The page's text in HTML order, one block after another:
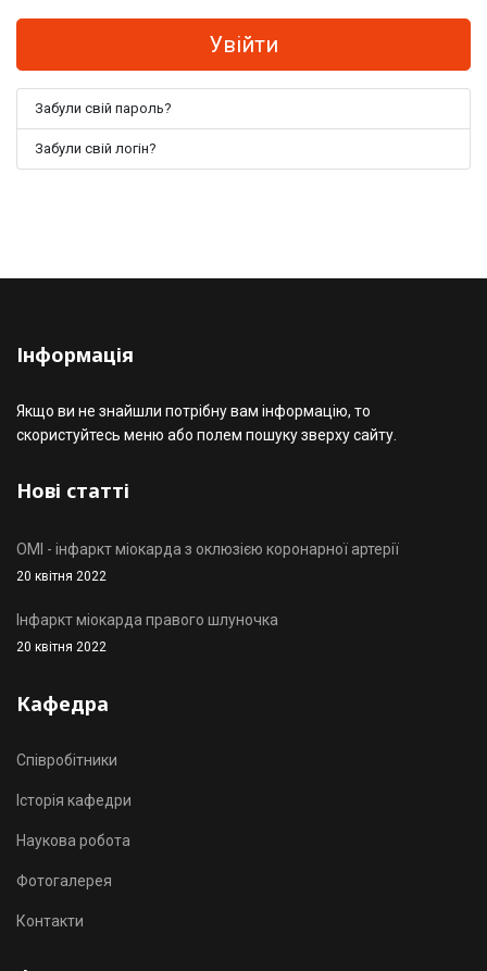
Увійти
Забули свій пароль?
Забули свій логін?
Інформація
Якщо ви не знайшли потрібну вам інформацію, то
скористуйтесь меню або полем пошуку зверху сайту.
Нові статті
OMI - інфаркт міокарда з оклюзією коронарної артерії
20 квітня 2022
Інфаркт міокарда правого шлуночка
20 квітня 2022
Кафедра
Співробітники
Історія кафедри
Наукова робота
Фотогалерея
Контакти